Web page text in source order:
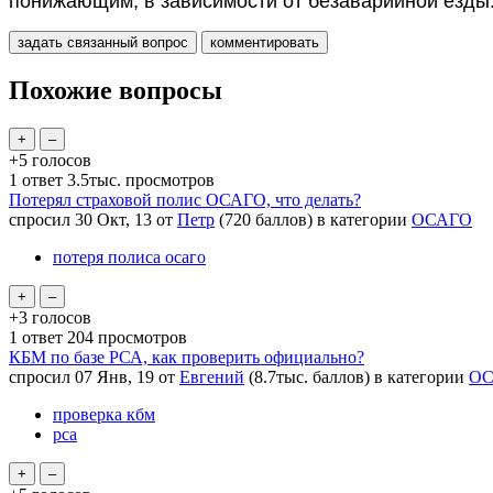
Похожие вопросы
+5 голосов
1 ответ 3.5тыс. просмотров
Потерял страховой полис ОСАГО, что делать?
спросил 30 Окт, 13 от Петр (720 баллов) в категории ОСАГО
потеря полиса осаго
+3 голосов
1 ответ 204 просмотров
КБМ по базе РСА, как проверить официально?
спросил 07 Янв, 19 от Евгений (8.7тыс. баллов) в категории
проверка кбм
рса